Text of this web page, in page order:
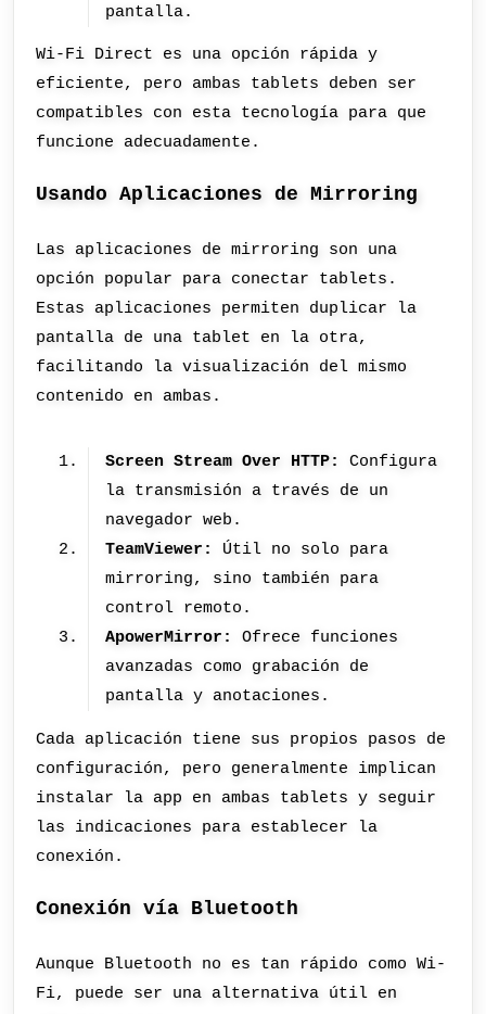
pantalla.
Wi-Fi Direct es una opción rápida y
eficiente, pero ambas tablets deben ser
compatibles con esta tecnología para que
funcione adecuadamente.
Usando Aplicaciones de Mirroring
Las aplicaciones de mirroring son una
opción popular para conectar tablets.
Estas aplicaciones permiten duplicar la
pantalla de una tablet en la otra,
facilitando la visualización del mismo
contenido en ambas.
Screen Stream Over HTTP:
Configura
la transmisión a través de un
navegador web.
TeamViewer:
Útil no solo para
mirroring, sino también para
control remoto.
ApowerMirror:
Ofrece funciones
avanzadas como grabación de
pantalla y anotaciones.
Cada aplicación tiene sus propios pasos de
configuración, pero generalmente implican
instalar la app en ambas tablets y seguir
las indicaciones para establecer la
conexión.
Conexión vía Bluetooth
Aunque Bluetooth no es tan rápido como Wi-
Fi, puede ser una alternativa útil en